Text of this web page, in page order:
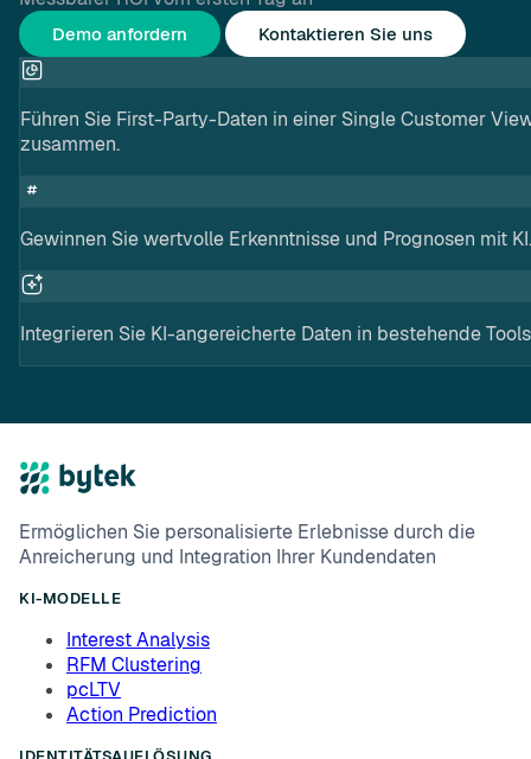
Demo anfordern Kontaktieren Sie uns
Führen Sie First-Party-Daten in einer Single Customer
zusammen.
Gewinnen Sie wertvolle Erkenntnisse und Prognosen mit KI.
Integrieren Sie KI-angereicherte Daten in bestehende
Ermöglichen Sie personalisierte Erlebnisse durch die
Anreicherung und Integration Ihrer Kundendaten
KI-MODELLE
Interest Analysis
RFM Clustering
pcLTV
Action Prediction